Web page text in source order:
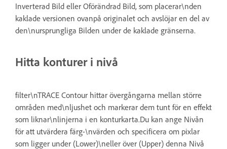
Inverterad Bild eller Oförändrad Bild, som placerar\nden
kaklade versionen ovanpå originalet och avslöjar en del av
den\nursprungliga Bilden under de kaklade gränserna.
Hitta konturer i nivå
filter\nTRACE Contour hittar övergångarna mellan större
områden med\nljushet och markerar dem tunt för en effekt
som liknar\nlinjerna i en konturkarta.Du kan ange Nivån
för att utvärdera färg-\nvärden och specificera om pixlar
som ligger under (Lower)\neller över (Upper) denna Nivå